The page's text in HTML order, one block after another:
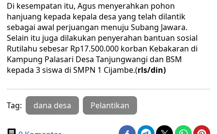
Di kesempatan itu, Agus menyerahkan pohon
hanjuang kepada kepala desa yang telah dilantik
sebagai awal perjuangan menuju Subang Jawara.
Selain itu juga dilakukan penyerahan bantuan sosial
Rutilahu sebesar Rp17.500.000 korban Kebakaran di
Kampung Palasari Desa Tanjungwangi dan BSM
kepada 3 siswa di SMPN 1 Cijambe.(rls/din)
Tag: dana desa Pelantikan